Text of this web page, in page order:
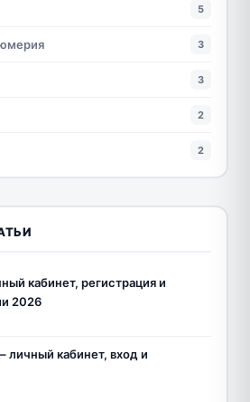
5
3
3
2
2
кабинет, регистрация и
2026
личный кабинет, вход и